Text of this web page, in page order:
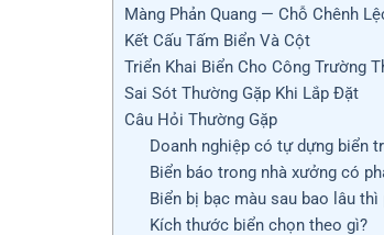
Màng Phản Quang — Chỗ Chênh
Kết Cấu Tấm Biển Và Cột
Triển Khai Biển Cho Công Trường
Sai Sót Thường Gặp Khi Lắp Đặt
Câu Hỏi Thường Gặp
Doanh nghiệp có tự dựng biển
Biển báo trong nhà xưởng có
Biển bị bạc màu sau bao lâu thì
Kích thước biển chọn theo gì?